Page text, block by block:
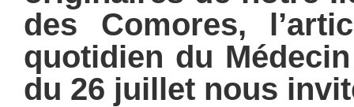
des Comores,
quotidien du Médecin
du 26 juillet nous